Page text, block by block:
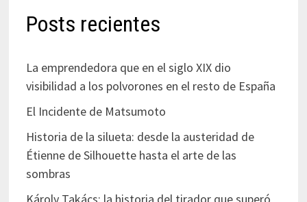
Posts recientes
La emprendedora que en el siglo XIX dio
visibilidad a los polvorones en el resto de España
El Incidente de Matsumoto
Historia de la silueta: desde la austeridad de
Étienne de Silhouette hasta el arte de las
sombras